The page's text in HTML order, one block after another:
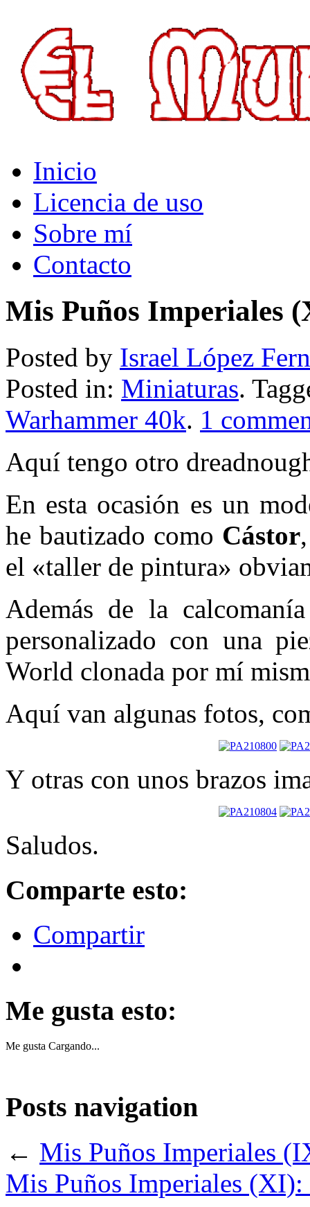
El Multiverso
Inicio
Licencia de uso
Sobre mí
Contacto
Mis Puños Imperiales
Posted by Israel López
Posted in: Miniaturas.
Warhammer 40k. 1
Aquí tengo otro
En esta ocasión es un
he bautizado como Cástor
el «taller de pintura»
Además de la
personalizado con una
World clonada por mí
Aquí van algunas fotos,
Y otras con unos brazos
Saludos.
Comparte esto:
Compartir
Me gusta esto:
Me gusta Cargando...
Posts navigation
← Mis Puños Imperiales
Mis Puños Imperiales